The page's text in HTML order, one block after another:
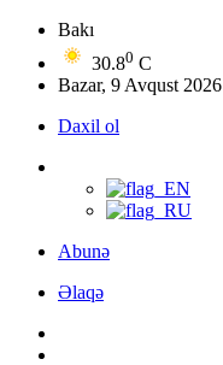
Bakı
30.80 C
Bazar, 9 Avqust 2026
Daxil ol
Abunə
Əlaqə